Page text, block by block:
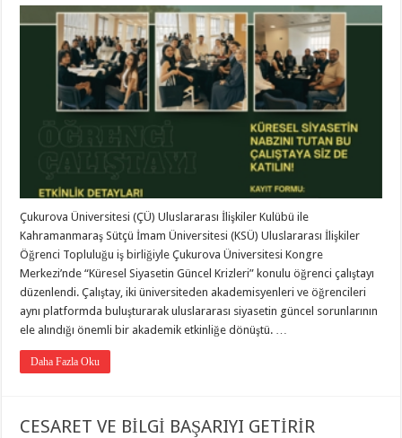
Çukurova Üniversitesi (ÇÜ) Uluslararası İlişkiler Kulübü ile
Kahramanmaraş Sütçü İmam Üniversitesi (KSÜ) Uluslararası İlişkiler
Öğrenci Topluluğu iş birliğiyle Çukurova Üniversitesi Kongre
Merkezi’nde “Küresel Siyasetin Güncel Krizleri” konulu öğrenci çalıştayı
düzenlendi. Çalıştay, iki üniversiteden akademisyenleri ve öğrencileri
aynı platformda buluşturarak uluslararası siyasetin güncel sorunlarının
ele alındığı önemli bir akademik etkinliğe dönüştü. …
Daha Fazla Oku
CESARET VE BİLGİ BAŞARIYI GETİRİR